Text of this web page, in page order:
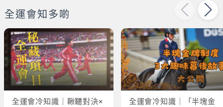
全運會知多啲
全運會冷知識｜鞦韆對決×
全運會冷知識｜「半塊金